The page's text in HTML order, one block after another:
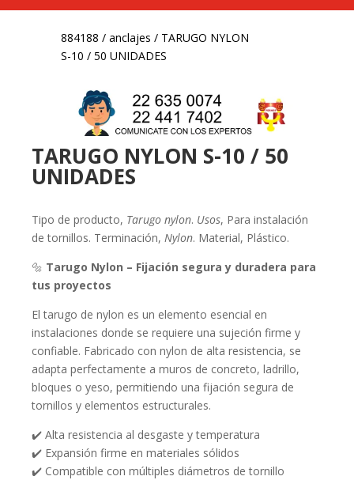
884188 / anclajes / TARUGO NYLON
S-10 / 50 UNIDADES
TARUGO NYLON S-10 / 50
UNIDADES
Tipo de producto, Tarugo nylon. Usos, Para instalación
de tornillos. Terminación, Nylon. Material, Plástico.
🔩 Tarugo Nylon – Fijación segura y duradera para
tus proyectos
El tarugo de nylon es un elemento esencial en
instalaciones donde se requiere una sujeción firme y
confiable. Fabricado con nylon de alta resistencia, se
adapta perfectamente a muros de concreto, ladrillo,
bloques o yeso, permitiendo una fijación segura de
tornillos y elementos estructurales.
✔️ Alta resistencia al desgaste y temperatura
✔️ Expansión firme en materiales sólidos
✔️ Compatible con múltiples diámetros de tornillo